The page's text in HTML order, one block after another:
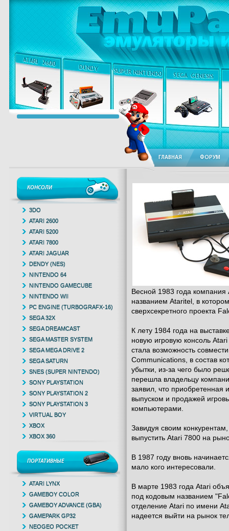
ГЛАВНАЯ ФОРУМ
Весной 1983 года компания
названием Ataritel, в
сверхсекретного проекта
К лету 1984 года на
новую игровую консоль
стала возможность
Communications, в состав
убытки, из-за чего было
перешла владельцу
заявил, что приобретенная
выпуском и продажей
компьютерами.
Завидуя своим
выпустить Atari 7800 на
В 1987 году вновь
мало кого интересовали.
В марте 1983 года Atari
под кодовым названием
отделение Atari по имени
надеется выйти на рынок
КОНСОЛИ
3DO
ATARI 2600
ATARI 5200
ATARI 7800
ATARI JAGUAR
DENDY (NES)
NINTENDO 64
NINTENDO GAMECUBE
NINTENDO WII
PC ENGINE (TURBOGRAFX-16)
SEGA 32X
SEGA DREAMCAST
SEGA MASTER SYSTEM
SEGA MEGA DRIVE 2
SEGA SATURN
SNES (SUPER NINTENDO)
SONY PLAYSTATION
SONY PLAYSTATION 2
SONY PLAYSTATION 3
VIRTUAL BOY
XBOX
XBOX 360
ПОРТАТИВНЫЕ
ATARI LYNX
GAMEBOY COLOR
GAMEBOY ADVANCE (GBA)
GAMEPARK GP32
NEOGEO POCKET